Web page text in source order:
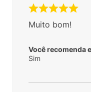
Muito bom!
Você recomenda
Sim